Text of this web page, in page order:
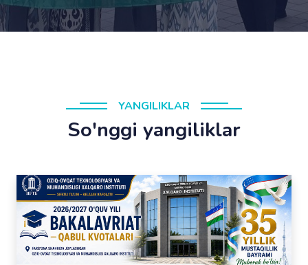
YANGILIKLAR
So'nggi yangiliklar